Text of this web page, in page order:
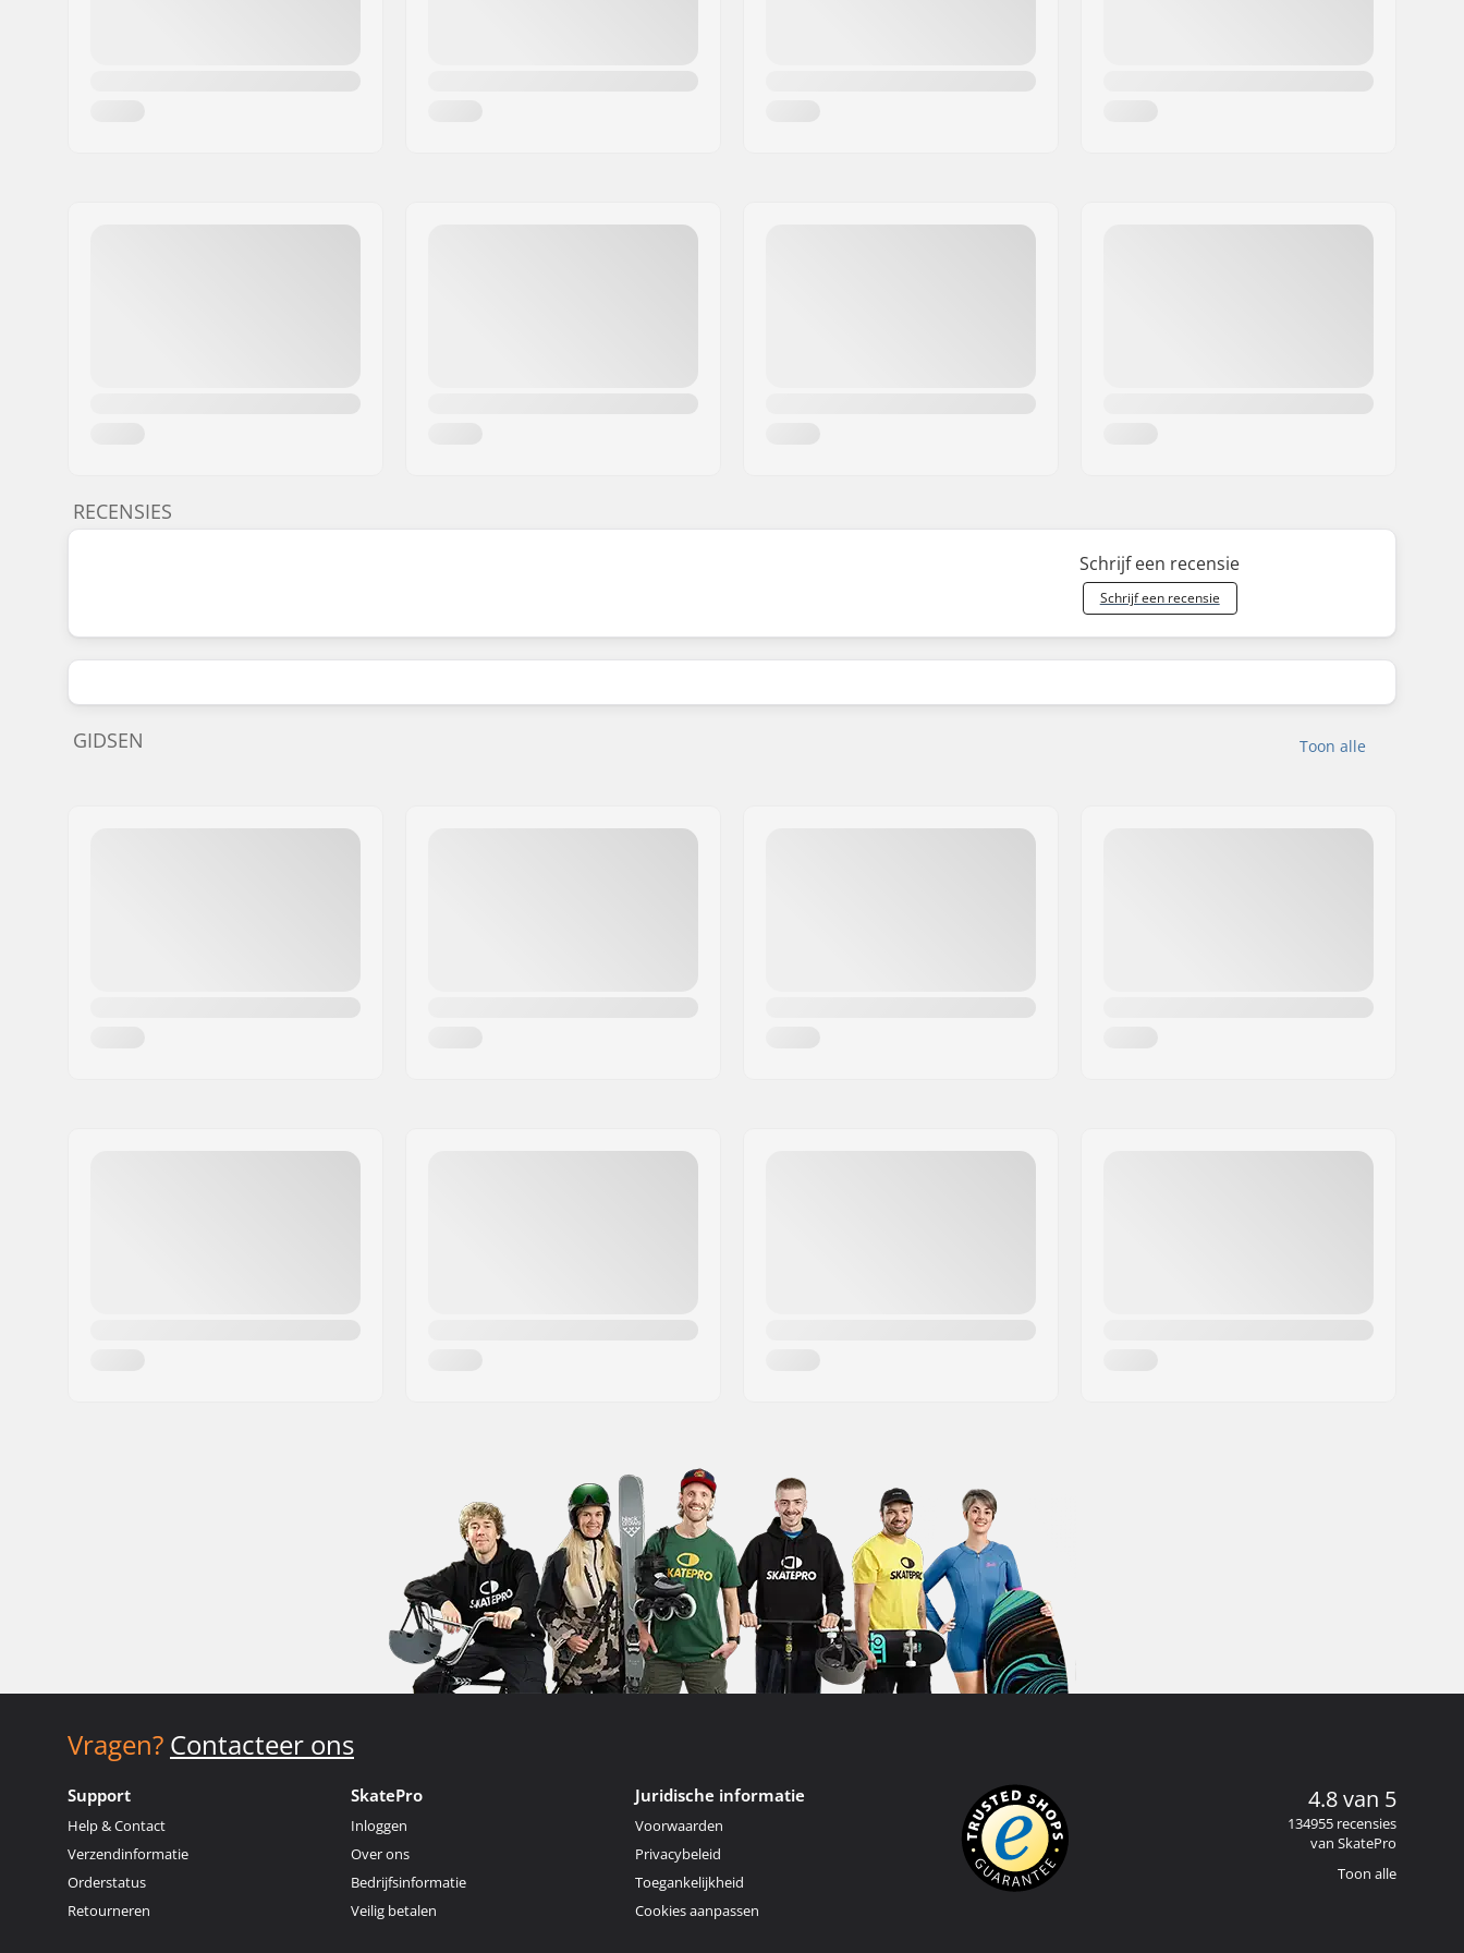
RECENSIES
Schrijf een recensie
Schrijf een recensie
Toon alle
GIDSEN
Vragen? Contacteer ons
Support
Help & Contact
Verzendinformatie
Orderstatus
Retourneren
SkatePro
Inloggen
Over ons
Bedrijfsinformatie
Veilig betalen
Juridische informatie
Voorwaarden
Privacybeleid
Toegankelijkheid
Cookies aanpassen
4.8 van 5
134955 recensies
van SkatePro
Toon alle